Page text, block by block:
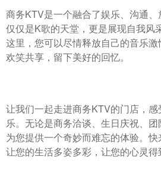
商务KTV是一个融合了娱乐、沟通
仅仅是K歌的天堂，更是展现自我风
这里，您可以尽情释放自己的音乐
欢笑共享，留下美好的回忆。
让我们一起走进商务KTV的门店，
乐。无论是商务洽谈、生日庆祝、
为您提供一个奇妙而难忘的体验。快
让您的生活多姿多彩，让您的心灵得